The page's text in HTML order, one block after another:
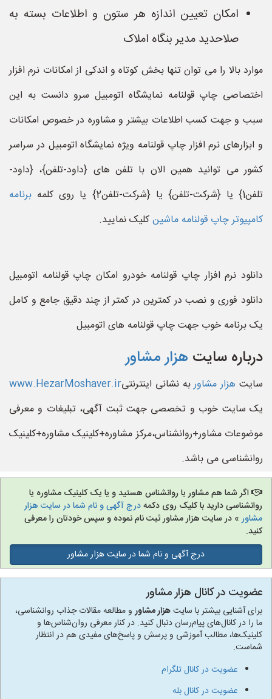
امکان تعیین اندازه هر ستون و اطلاعات بسته به
صلاحدید مدیر بنگاه املاک
موارد بالا را می توان تنها بخش کوتاه و اندکی از امکانات نرم افزار
اختصاصی چاپ قولنامه نمایشگاه اتومبیل سرو دانست به این
سبب و جهت کسب اطلاعات بیشتر و مشاوره در خصوص امکانات
و ابزارهای نرم افزار چاپ قولنامه ویژه نمایشگاه اتومبیل در سراسر
کشور می توانید همین الان با تلفن های {داود-تلفن}، {داود-
تلفن1} یا {شرکت-تلفن} یا {شرکت-تلفن2} یا روی کلمه
برنامه
کامپیوتر چاپ قولنامه ماشینکلیک نمایید.
دانلود نرم افزار چاپ قولنامه خودرو امکان چاپ قولنامه اتومبیل
دانلود فوری و نصب در کمترین در کمتر از چند دقیق جامع و کامل
یک برنامه خوب جهت چاپ قولنامه های اتومبیل
درباره سایت هزار مشاور
سایت هزار مشاوربه نشانی اینترنتیwww.HezarMoshaver.ir
یک سایت خوب و تخصصی جهت ثبت آگهی، تبلیغات و معرفی
موضوعات مشاور+روانشناس،مرکز مشاوره+کلینیک مشاوره+کلینیک
روانشناسی می باشد.
اگر شما هم مشاور یا روانشناس هستید و یا یک کلینیک مشاوره یا
روانشناسی دارید با کلیک روی دکمهدرج آگهی و نام شما در سایت هزار
مشاور» در سایت هزار مشاور ثبت نام نموده و سپس خودتان را معرفی
کنید.
درج آگهی و نام شما در سایت هزار مشاور
عضویت در کانال هزار مشاور
برای آشنایی بیشتر با سایتهزار مشاورو مطالعه مقالات جذاب روانشناسی،
ما را در کانال‌های پیام‌رسان دنبال کنید. در کنار معرفی روان‌شناس‌ها و
کلینیک‌ها، مطالب آموزشی و پرسش و پاسخ‌های مفیدی هم در انتظار
شماست.
عضویت در کانال تلگرام
عضویت در کانال بله